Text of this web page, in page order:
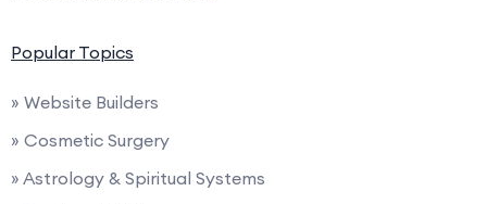
Popular Topics
» Website Builders
» Cosmetic Surgery
» Astrology & Spiritual Systems